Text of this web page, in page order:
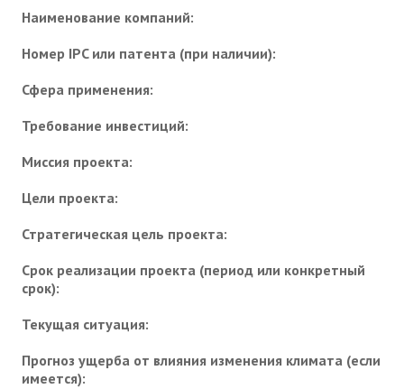
Наименование компаний:
Номер IPC или патента (при наличии):
Сфера применения:
Требование инвестиций:
Миссия проекта:
Цели проекта:
Стратегическая цель проекта:
Срок реализации проекта (период или конкретный
срок):
Текущая ситуация:
Прогноз ущерба от влияния изменения климата (если
имеется):